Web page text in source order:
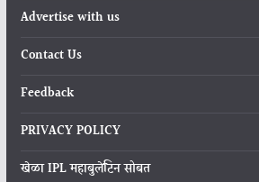
Advertise with us
Contact Us
Feedback
PRIVACY POLICY
खेळा IPL महाबुलेटिन सोबत